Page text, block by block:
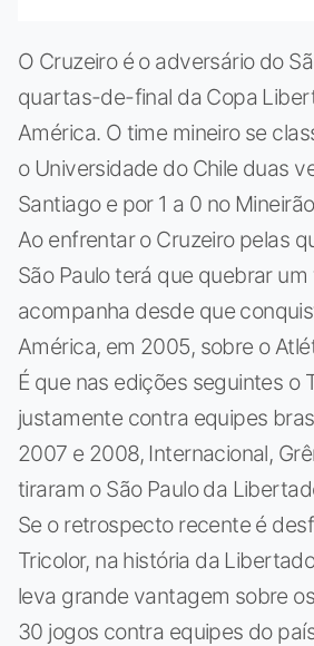
O Cruzeiro é o adversário do
quartas-de-final da Copa
América. O time mineiro se
o Universidade do Chile duas
Santiago e por 1 a 0 no
Ao enfrentar o Cruzeiro pelas
São Paulo terá que quebrar
acompanha desde que
América, em 2005, sobre o
É que nas edições seguintes o
justamente contra equipes
2007 e 2008, Internacional,
tiraram o São Paulo da
Se o retrospecto recente é
Tricolor, na história da
leva grande vantagem sobre
30 jogos contra equipes do